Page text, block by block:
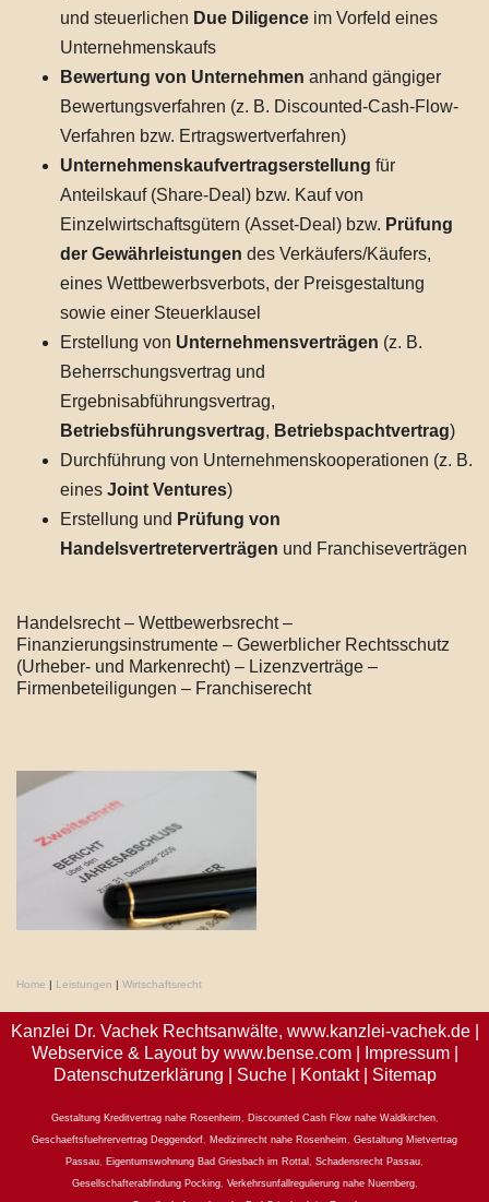
und steuerlichen Due Diligence im Vorfeld eines
Unternehmenskaufs
Bewertung von Unternehmen anhand gängiger
Bewertungsverfahren (z. B. Discounted-Cash-Flow-
Verfahren bzw. Ertragswertverfahren)
Unternehmenskaufvertragserstellung für
Anteilskauf (Share-Deal) bzw. Kauf von
Einzelwirtschaftsgütern (Asset-Deal) bzw. Prüfung
der Gewährleistungen des Verkäufers/Käufers,
eines Wettbewerbsverbots, der Preisgestaltung
sowie einer Steuerklausel
Erstellung von Unternehmensverträgen (z. B.
Beherrschungsvertrag und
Ergebnisabführungsvertrag,
Betriebsführungsvertrag, Betriebspachtvertrag)
Durchführung von Unternehmenskooperationen (z. B.
eines Joint Ventures)
Erstellung und Prüfung von
Handelsvertreterverträgen und Franchiseverträgen
Handelsrecht – Wettbewerbsrecht –
Finanzierungsinstrumente – Gewerblicher Rechtsschutz
(Urheber- und Markenrecht) – Lizenzverträge –
Firmenbeteiligungen – Franchiserecht
Home | Leistungen | Wirtschaftsrecht
Kanzlei Dr. Vachek Rechtsanwälte, www.kanzlei-vachek.de|
Webservice & Layout by www.bense.com| Impressum|
Datenschutzerklärung
Suche| Kontakt| Sitemap
Gestaltung Kreditvertrag nahe Rosenheim Discounted Cash Flow nahe Waldkirchen,
Geschaeftsfuehrervertrag Deggendorf
Medizinrecht nahe Rosenheim
Gestaltung Mietvertrag
Passau
Eigentumswohnung Bad Griesbach im Rottal Schadensrecht Passau
Gesellschafterabfindung Pocking, Verkehrsunfallregulierung nahe Nuernberg,